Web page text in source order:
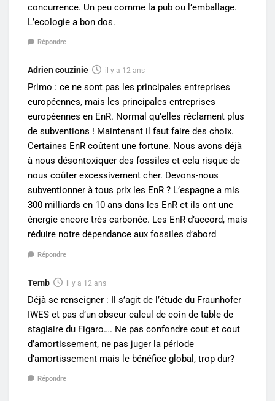
concurrence. Un peu comme la pub ou l’emballage.
L’ecologie a bon dos.
Répondre
Adrien couzinie il y a 12 ans
Primo : ce ne sont pas les principales entreprises
européennes, mais les principales entreprises
européennes en EnR. Normal qu’elles réclament plus
de subventions ! Maintenant il faut faire des choix.
Certaines EnR coûtent une fortune. Nous avons déjà
à nous désontoxiquer des fossiles et cela risque de
nous coûter excessivement cher. Devons-nous
subventionner à tous prix les EnR ? L’espagne a mis
300 milliards en 10 ans dans les EnR et ils ont une
énergie encore très carbonée. Les EnR d’accord, mais
réduire notre dépendance aux fossiles d’abord
Répondre
Temb il y a 12 ans
Déjà se renseigner : Il s’agit de l’étude du Fraunhofer
IWES et pas d’un obscur calcul de coin de table de
stagiaire du Figaro…. Ne pas confondre cout et cout
d’amortissement, ne pas juger la période
d’amortissement mais le bénéfice global, trop dur?
Répondre